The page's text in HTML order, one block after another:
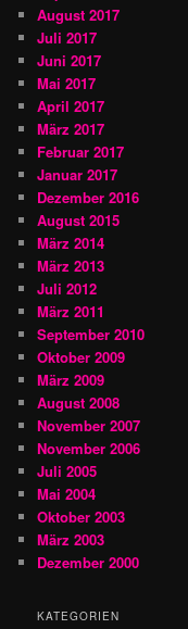
August 2017
Juli 2017
Juni 2017
Mai 2017
April 2017
März 2017
Februar 2017
Januar 2017
Dezember 2016
August 2015
März 2014
März 2013
Juli 2012
März 2011
September 2010
Oktober 2009
März 2009
August 2008
November 2007
November 2006
Juli 2005
Mai 2004
Oktober 2003
März 2003
Dezember 2000
KATEGORIEN